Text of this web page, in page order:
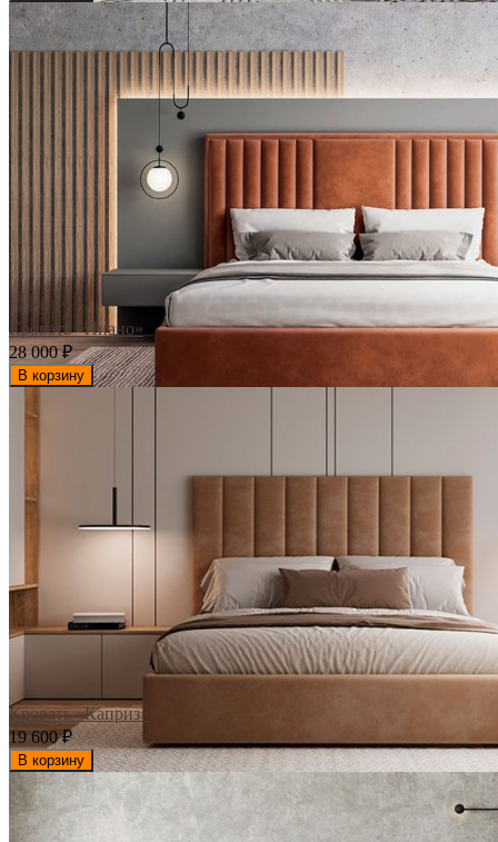
Кровать «Пиано»
28 000₽
В корзину
Кровать «Каприз»
19 600₽
В корзину